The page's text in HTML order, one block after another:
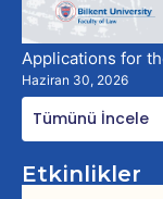
Applications for
Haziran 30, 2026
Tümünü İncele
Etkinlikler